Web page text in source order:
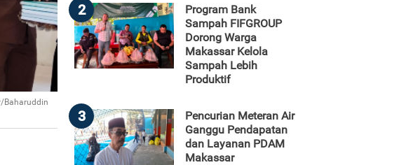
Baharuddin
2
Program Bank
Sampah FIFGROUP
Dorong Warga
Makassar Kelola
Sampah Lebih
Produktif
3
Pencurian Meteran Air
Ganggu Pendapatan
dan Layanan PDAM
Makassar